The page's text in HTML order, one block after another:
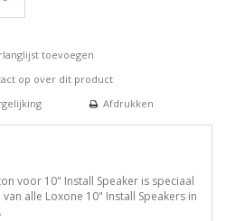
toevoegen
op over dit product
Afdrukken
voor 10" Install Speaker is speciaal
alle Loxone 10" Install Speakers in